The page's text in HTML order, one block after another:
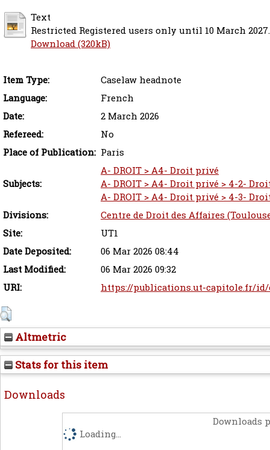
Text
Restricted Registered users only until 10 March 2027.
Download (320kB)
Item Type:
Caselaw headnote
Language:
French
Date:
2 March 2026
Refereed:
No
Place of Publication: Paris
Subjects:
A- DROIT > A4- Droit privé
A- DROIT > A4- Droit privé > 4-2-
A- DROIT > A4- Droit privé > 4-3-
Divisions:
Centre de Droit des Affaires
Site:
UT1
Date Deposited:
06 Mar 2026 08:44
Last Modified:
06 Mar 2026 09:32
URI:
https://publications.ut-capitole.fr/id/
Altmetric
Stats for this item
Downloads
Downloads
Loading...